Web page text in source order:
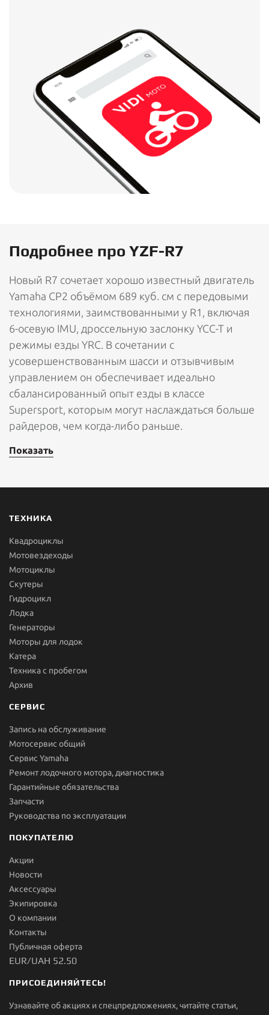
Подробнее про YZF-R7
Новый R7 сочетает хорошо известный двигатель
Yamaha CP2 объёмом 689 куб. см с передовыми
технологиями, заимствованными у R1, включая
6-осевую IMU, дроссельную заслонку YCC-T и
режимы езды YRC. В сочетании с
усовершенствованным шасси и отзывчивым
управлением он обеспечивает идеально
сбалансированный опыт езды в классе
Supersport, которым могут наслаждаться больше
райдеров, чем когда-либо раньше.
Показать
ТЕХНИКА
Квадроциклы
Мотовездеходы
Мотоциклы
Скутеры
Гидроцикл
Лодка
Генераторы
Моторы для лодок
Катера
Техника с пробегом
Архив
СЕРВИС
Запись на обслуживание
Мотосервис общий
Сервис Yamaha
Ремонт лодочного мотора, диагностика
Гарантийные обязательства
Запчасти
Руководства по эксплуатации
ПОКУПАТЕЛЮ
Акции
Новости
Aксессуары
Экипировка
О компании
Контакты
Публичная оферта
EUR/UAH 52.50
ПРИСОЕДИНЯЙТЕСЬ!
Узнавайте об акциях и спецпредложениях, читайте статьи,